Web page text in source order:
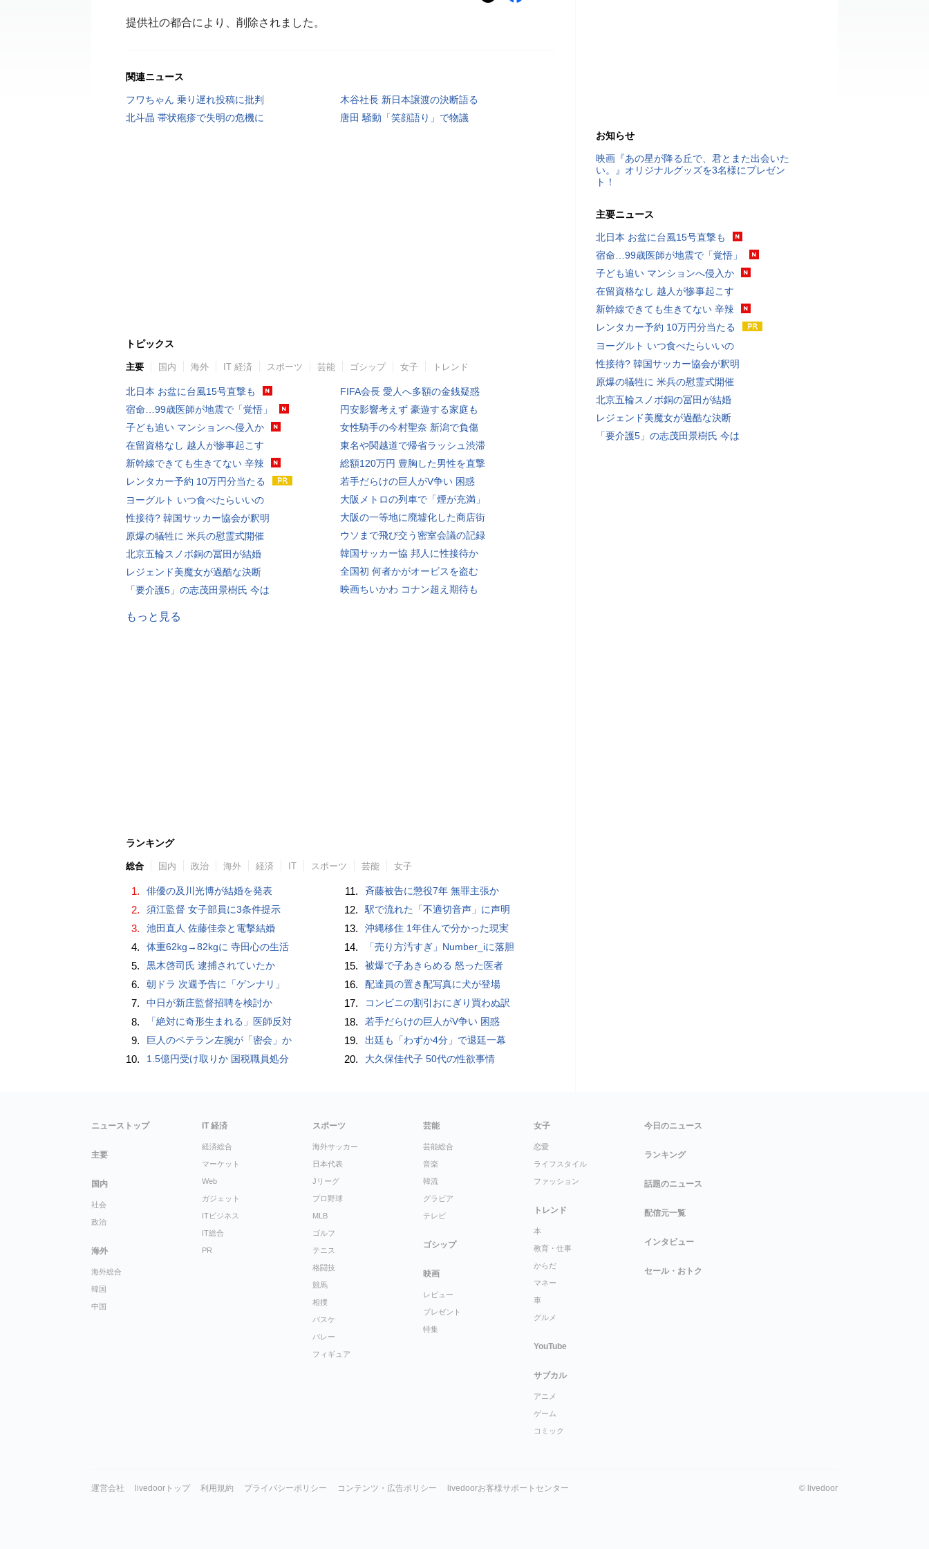
提供社の都合により、削除されました。
関連ニュース
フワちゃん 乗り遅れ投稿に批判
木谷社長 新日本譲渡の決断語る
北斗晶 帯状疱疹で失明の危機に
唐田 騒動「笑顔語り」で物議
トピックス
主要 国内 海外 IT 経済 スポーツ 芸能 ゴシップ 女子 トレンド
北日本 お盆に台風15号直撃も
宿命…99歳医師が地震で「覚悟」
子ども追い マンションへ侵入か
在留資格なし 越人が惨事起こす
新幹線できても生きてない 辛辣
レンタカー予約 10万円分当たる
ヨーグルト いつ食べたらいいの
性接待? 韓国サッカー協会が釈明
原爆の犠牲に 米兵の慰霊式開催
北京五輪スノボ銅の冨田が結婚
レジェンド美魔女が過酷な決断
「要介護5」の志茂田景樹氏 今は
FIFA会長 愛人へ多額の金銭疑惑
円安影響考えず 豪遊する家庭も
女性騎手の今村聖奈 新潟で負傷
東名や関越道で帰省ラッシュ渋滞
総額120万円 豊胸した男性を直撃
若手だらけの巨人がV争い 困惑
大阪メトロの列車で「煙が充満」
大阪の一等地に廃墟化した商店街
ウソまで飛び交う密室会議の記録
韓国サッカー協 邦人に性接待か
全国初 何者かがオービスを盗む
映画ちいかわ コナン超え期待も
もっと見る
ランキング
総合 国内 政治 海外 経済 IT スポーツ 芸能 女子
1. 俳優の及川光博が結婚を発表
2. 須江監督 女子部員に3条件提示
3. 池田直人 佐藤佳奈と電撃結婚
4. 体重62kg→82kgに 寺田心の生活
5. 黒木啓司氏 逮捕されていたか
6. 朝ドラ 次週予告に「ゲンナリ」
7. 中日が新庄監督招聘を検討か
8. 「絶対に奇形生まれる」医師反対
9. 巨人のベテラン左腕が「密会」か
10. 1.5億円受け取りか 国税職員処分
11. 斉藤被告に懲役7年 無罪主張か
12. 駅で流れた「不適切音声」に声明
13. 沖縄移住 1年住んで分かった現実
14. 「売り方汚すぎ」Number_iに落胆
15. 被爆で子あきらめる 怒った医者
16. 配達員の置き配写真に犬が登場
17. コンビニの割引おにぎり買わぬ訳
18. 若手だらけの巨人がV争い 困惑
19. 出廷も「わずか4分」で退廷一幕
20. 大久保佳代子 50代の性欲事情
お知らせ
映画『あの星が降る丘で、君とまた出会いた
い。』オリジナルグッズを3名様にプレゼン
ト！
主要ニュース
北日本 お盆に台風15号直撃も
宿命…99歳医師が地震で「覚悟」
子ども追い マンションへ侵入か
在留資格なし 越人が惨事起こす
新幹線できても生きてない 辛辣
レンタカー予約 10万円分当たる
ヨーグルト いつ食べたらいいの
性接待? 韓国サッカー協会が釈明
原爆の犠牲に 米兵の慰霊式開催
北京五輪スノボ銅の冨田が結婚
レジェンド美魔女が過酷な決断
「要介護5」の志茂田景樹氏 今は
ニューストップ
主要
国内
社会
政治
海外
海外総合
韓国
中国
IT 経済
経済総合
マーケット
Web
ガジェット
ITビジネス
IT総合
PR
スポーツ
海外サッカー
日本代表
Jリーグ
プロ野球
MLB
ゴルフ
テニス
格闘技
競馬
相撲
バスケ
バレー
フィギュア
芸能
芸能総合
音楽
韓流
グラビア
テレビ
ゴシップ
映画
レビュー
プレゼント
特集
女子
恋愛
ライフスタイル
ファッション
トレンド
本
教育・仕事
からだ
マネー
車
グルメ
YouTube
サブカル
アニメ
ゲーム
コミック
今日のニュース
ランキング
話題のニュース
配信元一覧
インタビュー
セール・おトク
運営会社 livedoorトップ 利用規約 プライバシーポリシー コンテンツ・広告ポリシー livedoorお客様サポートセンター © livedoor